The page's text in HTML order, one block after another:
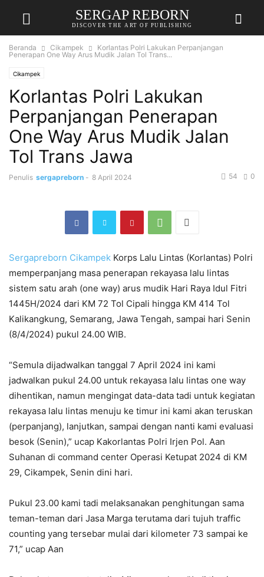
SERGAP REBORN
DISCOVER THE ART OF PUBLISHING
Beranda Cikampek
Korlantas Polri Lakukan Perpanjangan
Penerapan One Way Arus Mudik Jalan Tol Trans...
Cikampek
Korlantas Polri Lakukan
Perpanjangan Penerapan
One Way Arus Mudik Jalan
Tol Trans Jawa
Penulis sergapreborn - 8 April 2024 0
54
Sergapreborn Cikampek Korps Lalu Lintas (Korlantas) Polri
memperpanjang masa penerapan rekayasa lalu lintas
sistem satu arah (one way) arus mudik Hari Raya Idul Fitri
1445H/2024 dari KM 72 Tol Cipali hingga KM 414 Tol
Kalikangkung, Semarang, Jawa Tengah, sampai hari Senin
(8/4/2024) pukul 24.00 WIB.
“Semula dijadwalkan tanggal 7 April 2024 ini kami
jadwalkan pukul 24.00 untuk rekayasa lalu lintas one way
dihentikan, namun mengingat data-data tadi untuk kegiatan
rekayasa lalu lintas menuju ke timur ini kami akan teruskan
(perpanjang), lanjutkan, sampai dengan nanti kami evaluasi
besok (Senin),” ucap Kakorlantas Polri Irjen Pol. Aan
Suhanan di command center Operasi Ketupat 2024 di KM
29, Cikampek, Senin dini hari.
Pukul 23.00 kami tadi melaksanakan penghitungan sama
teman-teman dari Jasa Marga terutama dari tujuh traffic
counting yang tersebar mulai dari kilometer 73 sampai ke
71,” ucap Aan